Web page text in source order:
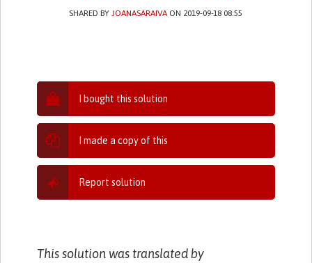
SHARED BY JOANASARAIVA ON 2019-09-18 08:55
I bought this solution
I made a copy of this
Report solution
This solution was translated by